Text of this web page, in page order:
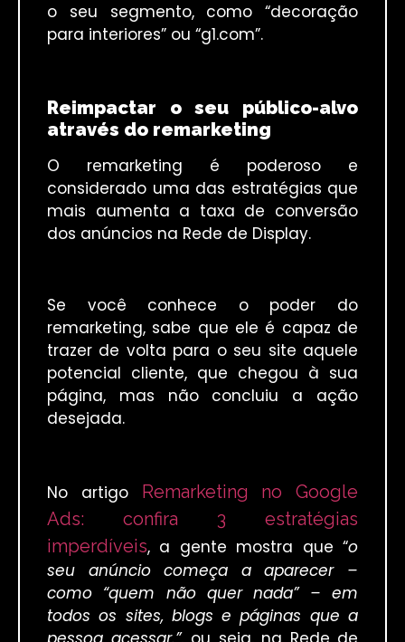
o seu segmento, como “decoração
para interiores” ou “g1.com”.
Reimpactar o seu público-alvo
através do remarketing
O remarketing é poderoso e
considerado uma das estratégias que
mais aumenta a taxa de conversão
dos anúncios na Rede de Display.
Se você conhece o poder do
remarketing, sabe que ele é capaz de
trazer de volta para o seu site aquele
potencial cliente, que chegou à sua
página, mas não concluiu a ação
desejada.
No artigo Remarketing no Google
Ads: confira 3 estratégias
imperdíveis, a gente mostra que “o
seu anúncio começa a aparecer –
como “quem não quer nada” – em
todos os sites, blogs e páginas que a